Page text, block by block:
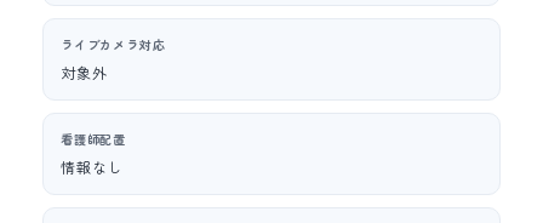
ライブカメラ対応
対象外
看護師配置
情報なし